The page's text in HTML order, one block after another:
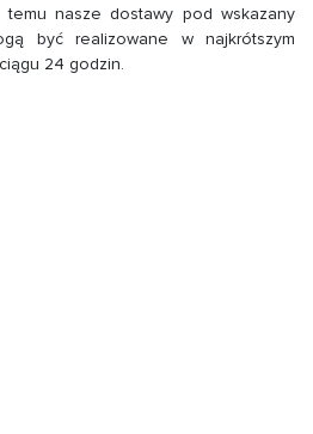
temu nasze dostawy pod wskazany
być realizowane w najkrótszym
24 godzin.